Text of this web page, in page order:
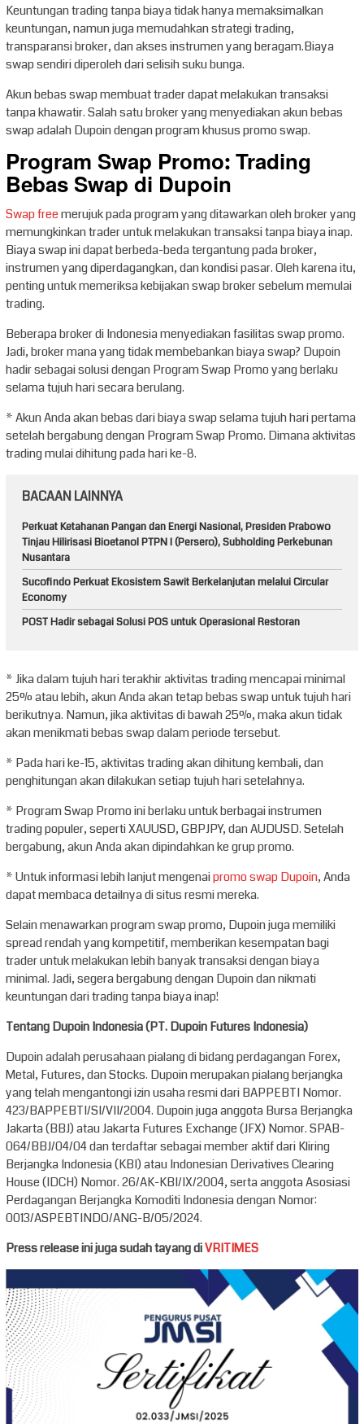
Keuntungan trading tanpa biaya tidak hanya memaksimalkan
keuntungan, namun juga memudahkan strategi trading,
transparansi broker, dan akses instrumen yang beragam.Biaya
swap sendiri diperoleh dari selisih suku bunga.
Akun bebas swap membuat trader dapat melakukan transaksi
tanpa khawatir. Salah satu broker yang menyediakan akun bebas
swap adalah Dupoin dengan program khusus promo swap.
Program Swap Promo: Trading
Bebas Swap di Dupoin
Swap freemerujuk pada program yang ditawarkan oleh broker yang
memungkinkan trader untuk melakukan transaksi tanpa biaya inap.
Biaya swap ini dapat berbeda-beda tergantung pada broker,
instrumen yang diperdagangkan, dan kondisi pasar. Oleh karena itu,
penting untuk memeriksa kebijakan swap broker sebelum memulai
trading.
Beberapa broker di Indonesia menyediakan fasilitas swap promo.
Jadi, broker mana yang tidak membebankan biaya swap? Dupoin
hadir sebagai solusi dengan Program Swap Promo yang berlaku
selama tujuh hari secara berulang.
* Akun Anda akan bebas dari biaya swap selama tujuh hari pertama
setelah bergabung dengan Program Swap Promo. Dimana aktivitas
trading mulai dihitung pada hari ke-8.
BACAAN LAINNYA
Perkuat Ketahanan Pangan dan Energi Nasional, Presiden Prabowo
Tinjau Hilirisasi Bioetanol PTPN I (Persero), Subholding Perkebunan
Nusantara
Sucofindo Perkuat Ekosistem Sawit Berkelanjutan melalui Circular
Economy
POST Hadir sebagai Solusi POS untuk Operasional Restoran
* Jika dalam tujuh hari terakhir aktivitas trading mencapai minimal
25% atau lebih, akun Anda akan tetap bebas swap untuk tujuh hari
berikutnya. Namun, jika aktivitas di bawah 25%, maka akun tidak
akan menikmati bebas swap dalam periode tersebut.
* Pada hari ke-15, aktivitas trading akan dihitung kembali, dan
penghitungan akan dilakukan setiap tujuh hari setelahnya.
* Program Swap Promo ini berlaku untuk berbagai instrumen
trading populer, seperti XAUUSD, GBPJPY, dan AUDUSD. Setelah
bergabung, akun Anda akan dipindahkan ke grup promo.
* Untuk informasi lebih lanjut mengenaipromo swap Dupoin, Anda
dapat membaca detailnya di situs resmi mereka.
Selain menawarkan program swap promo, Dupoin juga memiliki
spread rendah yang kompetitif, memberikan kesempatan bagi
trader untuk melakukan lebih banyak transaksi dengan biaya
minimal. Jadi, segera bergabung dengan Dupoin dan nikmati
keuntungan dari trading tanpa biaya inap!
Tentang Dupoin Indonesia (PT. Dupoin Futures Indonesia)
Dupoin adalah perusahaan pialang di bidang perdagangan Forex,
Metal, Futures, dan Stocks. Dupoin merupakan pialang berjangka
yang telah mengantongi izin usaha resmi dari BAPPEBTI Nomor.
423/BAPPEBTI/SI/VII/2004. Dupoin juga anggota Bursa Berjangka
Jakarta (BBJ) atau Jakarta Futures Exchange (JFX) Nomor. SPAB-
064/BBJ/04/04 dan terdaftar sebagai member aktif dari Kliring
Berjangka Indonesia (KBI) atau Indonesian Derivatives Clearing
House (IDCH) Nomor. 26/AK-KBI/IX/2004, serta anggota Asosiasi
Perdagangan Berjangka Komoditi Indonesia dengan Nomor:
0013/ASPEBTINDO/ANG-B/05/2024.
Press release ini juga sudah tayang diVRITIMES